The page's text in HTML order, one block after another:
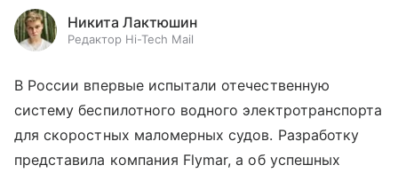
Никита Лактюшин
Редактор Hi-Tech Mail
В России впервые испытали отечественную
систему беспилотного водного электротранспорта
для скоростных маломерных судов. Разработку
представила компания Flymar, а об успешных